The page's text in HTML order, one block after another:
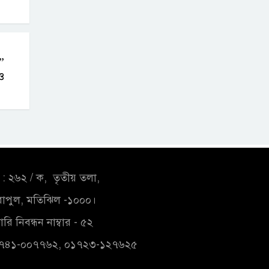
২৬২ / ক, তৃতীয় তলা,
মতিঝিল -১০০০।
নিবন্ধন নাম্বার - ৫২
০০৭৭৬২, ০১৭২৩-১২৭৬২৫